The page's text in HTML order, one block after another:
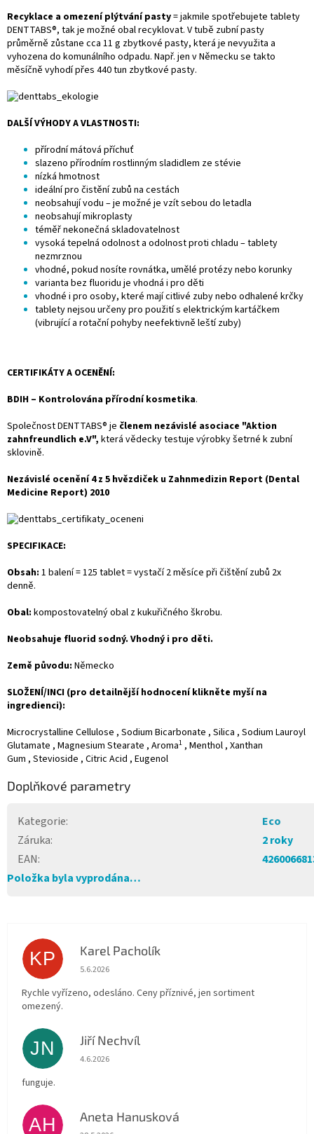
Recyklace a omezení plýtvání pasty= jakmile spotřebujete tablety
DENTTABS®, tak je možné obal recyklovat. V tubě zubní pasty
průměrně zůstane cca 11 g zbytkové pasty, která je nevyužita a
vyhozena do komunálního odpadu. Např. jen v Německu se takto
měsíčně vyhodí přes 440 tun zbytkové pasty.
DALŠÍ VÝHODY A VLASTNOSTI:
přírodní mátová příchuť
slazeno přírodním rostlinným sladidlem ze stévie
nízká hmotnost
ideální pro čistění zubů na cestách
neobsahují vodu – je možné je vzít sebou do letadla
neobsahují mikroplasty
téměř nekonečná skladovatelnost
vysoká tepelná odolnost a odolnost proti chladu – tablety
nezmrznou
vhodné, pokud nosíte rovnátka, umělé protézy nebo korunky
varianta bez fluoridu je vhodná i pro děti
vhodné i pro osoby, které mají citlivé zuby nebo odhalené krčky
tablety nejsou určeny pro použití s elektrickým kartáčkem
(vibrující a rotační pohyby neefektivně leští zuby)
CERTIFIKÁTY A OCENĚNÍ:
BDIH – Kontrolována přírodní kosmetika.
Společnost DENTTABS® je členem nezávislé asociace "Aktion
zahnfreundlich e.V", která vědecky testuje výrobky šetrné k zubní
sklovině.
Nezávislé ocenění 4 z 5 hvězdiček u Zahnmedizin Report (Dental
Medicine Report) 2010
SPECIFIKACE:
Obsah: 1 balení = 125 tablet = vystačí 2 měsíce při čištění zubů 2x
denně.
Obal: kompostovatelný obal z kukuřičného škrobu.
Neobsahuje fluorid sodný. Vhodný i pro děti.
Země původu: Německo
SLOŽENÍ/INCI (pro detailnější hodnocení klikněte myší na
ingredienci):
Microcrystalline Cellulose , Sodium Bicarbonate , Silica , Sodium Lauroyl
Glutamate , Magnesium Stearate , Aroma1 , Menthol, Xanthan
Gum , Stevioside , Citric Acid , Eugenol
Doplňkové parametry
Kategorie:
Eco
Záruka:
2 roky
EAN:
Položka byla vyprodána…
KP Karel Pacholík
Hodnocení obchodu je 4 z 5 hvězdiček.
5.6.2026
Rychle vyřízeno, odesláno. Ceny příznivé, jen sortiment
omezený.
JN Jiří Nechvíl
Hodnocení obchodu je 5 z 5 hvězdiček.
4.6.2026
funguje.
AH Aneta Hanusková